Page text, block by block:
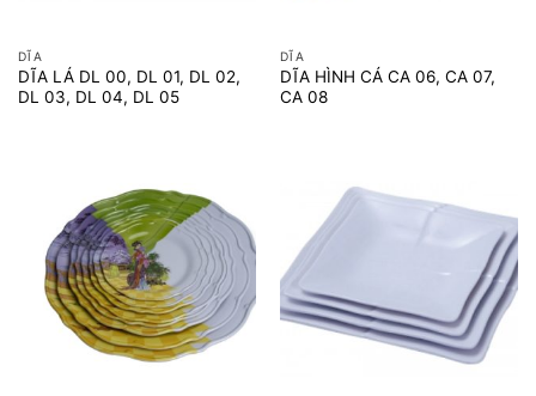
DĨA
DĨA LÁ DL 00, DL 01, DL 02,
DL 03, DL 04, DL 05
DĨA
DĨA HÌNH CÁ CA 06, CA 07,
CA 08